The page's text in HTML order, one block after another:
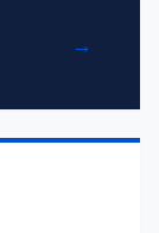
→